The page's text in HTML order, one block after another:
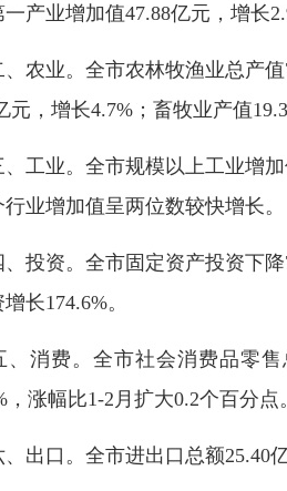
产业增加值47.88亿元，增长
业。全市农林牧渔业总产值
元，增长4.7%；畜牧业产值
业。全市规模以上工业增加
行业增加值呈两位数较快增长。
资。全市固定资产投资下降
长174.6%。
费。全市社会消费品零售总
，涨幅比1-2月扩大0.2个百分点。
口。全市进出口总额25.40亿